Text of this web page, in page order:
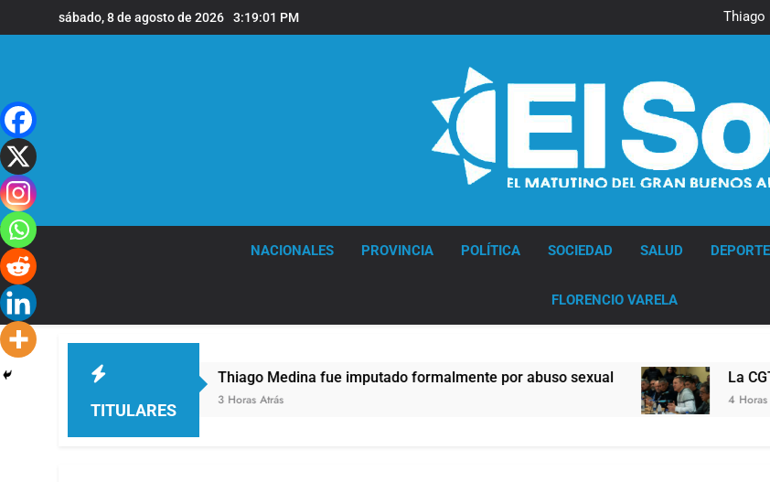
al
sábado, 8 de agosto de 2026 3:19:02 PM
Thiago
La CGT y las dos
La CGT y las dos
NACIONALES PROVINCIA POLÍTICA SOCIEDAD SALUD
FLORENCIO VARELA
TITULARES
años Thiago Medina fue imputado formalmente por abuso sexual
3 Horas Atrás
La CGT y las
4 Horas Atrás